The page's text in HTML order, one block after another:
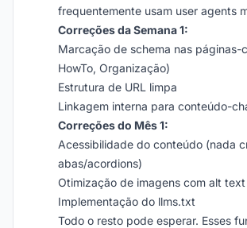
frequentemente usam user agents
Correções da Semana 1:
Marcação de schema nas páginas-
HowTo, Organização)
Estrutura de URL limpa
Linkagem interna para conteúdo-
Correções do Mês 1:
Acessibilidade do conteúdo (nada
abas/acordions)
Otimização de imagens com alt
Implementação do llms.txt
Todo o resto pode esperar. Esses